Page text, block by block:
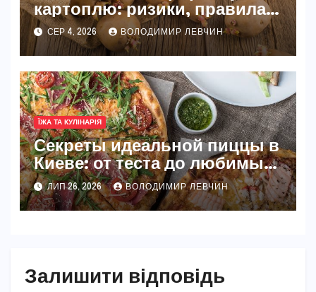
картоплю: ризики, правила
та безпечні способи
СЕР 4, 2026 ВОЛОДИМИР ЛЕВЧИН
ЇЖА ТА КУЛІНАРІЯ
Секреты идеальной пиццы в
Киеве: от теста до любимых
начинок
ЛИП 26, 2026 ВОЛОДИМИР ЛЕВЧИН
Залишити відповідь